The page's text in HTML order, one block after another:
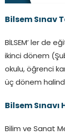
Bilsem Sınav
BİLSEM’ ler de
ikinci dönem
okulu, öğrenci
üç dönem
Bilsem
Bilim ve Sanat